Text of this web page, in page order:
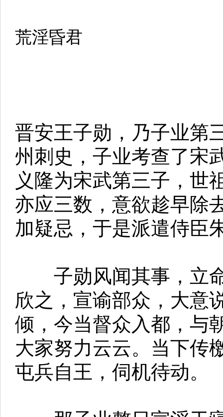
荒淫昏君
晋安王子勋，乃子业第
州刺史，子业考查了宋
义隆为宋武第三子，世
亦应三数，意欲趁早除
加疑忌，于是派遣侍臣
子勋风闻其事，立命
欣之，宣谕部众，大意
倾，今当督众入都，与
大家努力云云。当下传
屯兵自王，伺机待动。